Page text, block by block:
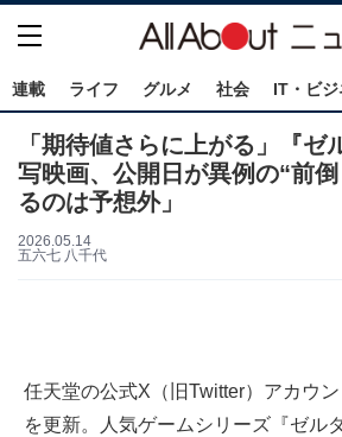
連載 ライフ グルメ 社会 IT・ビジ
「期待値さらに上がる」『ゼ
写映画、公開日が異例の“前
るのは予想外」
2026.05.14
五六七 八千代
任天堂の公式X（旧Twitter）アカウ
を更新。人気ゲームシリーズ『ゼル